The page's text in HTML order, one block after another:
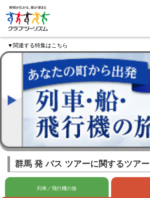
▼関連する特集はこちら
群馬 発 バス ツアーに関するツアー
列車／飛行機の旅